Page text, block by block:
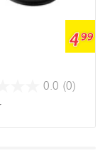
499
0.0 (0)